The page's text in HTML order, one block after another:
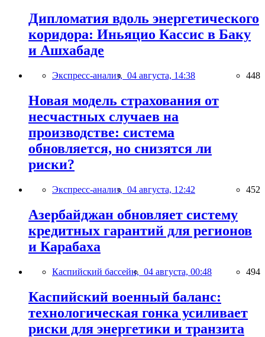
Дипломатия вдоль энергетического
коридора: Иньяцио Кассис в Баку
и Ашхабаде
Экспресс-анализ, 04 августа, 14:38 448
Новая модель страхования от
несчастных случаев на
производстве: система
обновляется, но снизятся ли
риски?
Экспресс-анализ, 04 августа, 12:42 452
Азербайджан обновляет систему
кредитных гарантий для регионов
и Карабаха
Каспийский бассейн, 04 августа, 00:48 494
Каспийский военный баланс:
технологическая гонка усиливает
риски для энергетики и транзита